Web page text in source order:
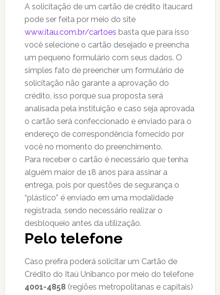
A solicitação de um cartão de crédito Itaucard
pode ser feita por meio do site
www.itau.com.br/cartoes basta que para isso
você selecione o cartão desejado e preencha
um pequeno formulário com seus dados. O
simples fato de preencher um formulário de
solicitação não garante a aprovação do
crédito, isso porque sua proposta será
analisada pela instituição e caso seja aprovada
o cartão será confeccionado e enviado para o
endereço de correspondência fornecido por
você no momento do preenchimento.
Para receber o cartão é necessário que tenha
alguém maior de 18 anos para assinar a
entrega, pois por questões de segurança o
“plástico” é enviado em uma modalidade
registrada, sendo necessário realizar o
desbloqueio antes da utilização.
Pelo telefone
Caso prefira poderá solicitar um Cartão de
Crédito do Itaú Unibanco por meio do telefone
4001-4858 (regiões metropolitanas e capitais)